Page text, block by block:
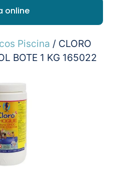
online
Piscina / CLORO
BOTE 1 KG 165022